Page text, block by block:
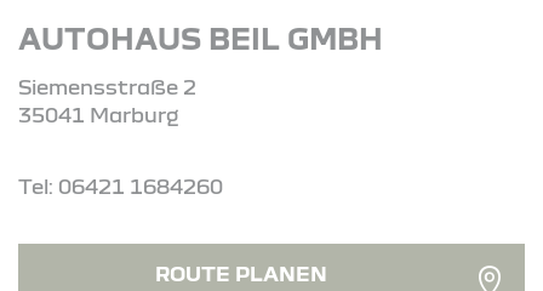
AUTOHAUS BEIL GMBH
Siemensstraße 2
35041 Marburg
Tel: 06421 1684260
ROUTE PLANEN